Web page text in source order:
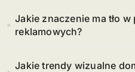
Jakie znaczenie ma tło
reklamowych?
Jakie trendy wizualne